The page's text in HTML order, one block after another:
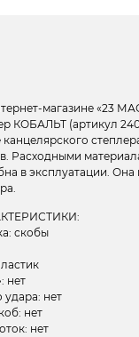
магазине «23
КОБАЛЬТ (артикул
канцелярского
Расходными
в эксплуатации. Она
скобы
нет
нет
нет
нет